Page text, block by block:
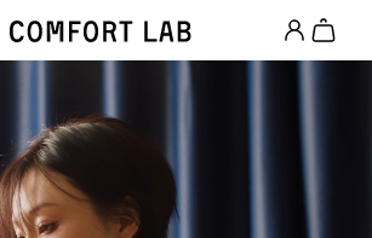
카카오채널 추가하고 10,000원 쿠폰 받기
첫 구매 시 베스트셀러 50% 즉시 할인